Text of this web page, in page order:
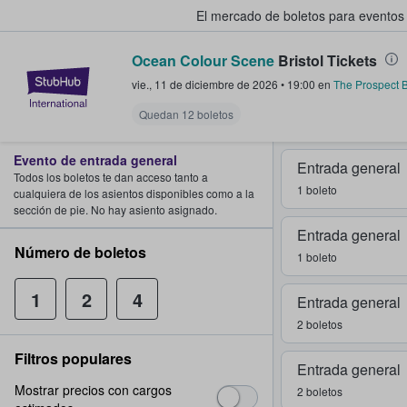
El mercado de boletos para
StubHub: donde los fans
Ocean Colour Scene Bristol Tickets
vie., 11 de diciembre de 2026 • 19:00 en The Prospect
Quedan 12 boletos
Entrada general
1 boleto
Entrada general
1 boleto
Entrada general
2 boletos
Entrada general
2 boletos
Evento de entrada general
Todos los boletos te dan acceso tanto a
cualquiera de los asientos disponibles como a la
sección de pie. No hay asiento asignado.
Número de boletos
1 2 4
Filtros populares
Mostrar precios con cargos